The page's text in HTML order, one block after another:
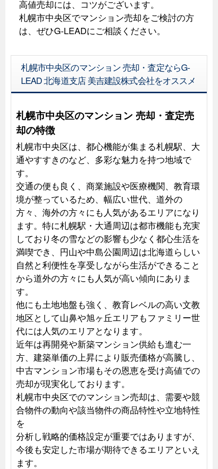
高値売却には、コツがございます。
札幌市中央区でマンション売却をご検討の方
は、ぜひG-LEADにご相談ください。
札幌市中央区のマンション 売却・査定ならG-
LEAD 北海道支店 美吉建設株式会社をオススメ
札幌市中央区のマンション 売却・査定売
却の特徴
札幌市中央区は、都心機能が集まる札幌駅、大
通やすすきのなど、多彩な魅力を持つ地域で
す。
交通の便も良く、商業施設や医療機関、教育環
境が整っているため、幅広い世代、道外の
方々、海外の方々にも人気があるエリアになり
ます。特に札幌駅・大通周辺は都市機能も充実
しており冬の雪などの影響も少なく都心生活を
満喫でき、円山や中島公園周辺は北海道らしい
自然と利便性を享受しながら生活ができること
から道外の方々にも人気が高い傾向にありま
す。
他にも土地地盤も強く、教育レベルの高い文教
地区として山鼻や旭ヶ丘エリアもファミリー世
代には人気のエリアとなります。
近年は再開発や新築マンション供給も進む一
方、建築単価の上昇により販売価格が高騰し、
中古マンション市場もその恩恵を受け高値での
売却が現実化しております。
札幌市中央区でのマンション売却は、需要や競
合物件の動向や該当物件の商品特性や立地特性
を
分析し戦略的価格設定が重要ではありますが、
今後も安定した市場が期待できるエリアといえ
ます。